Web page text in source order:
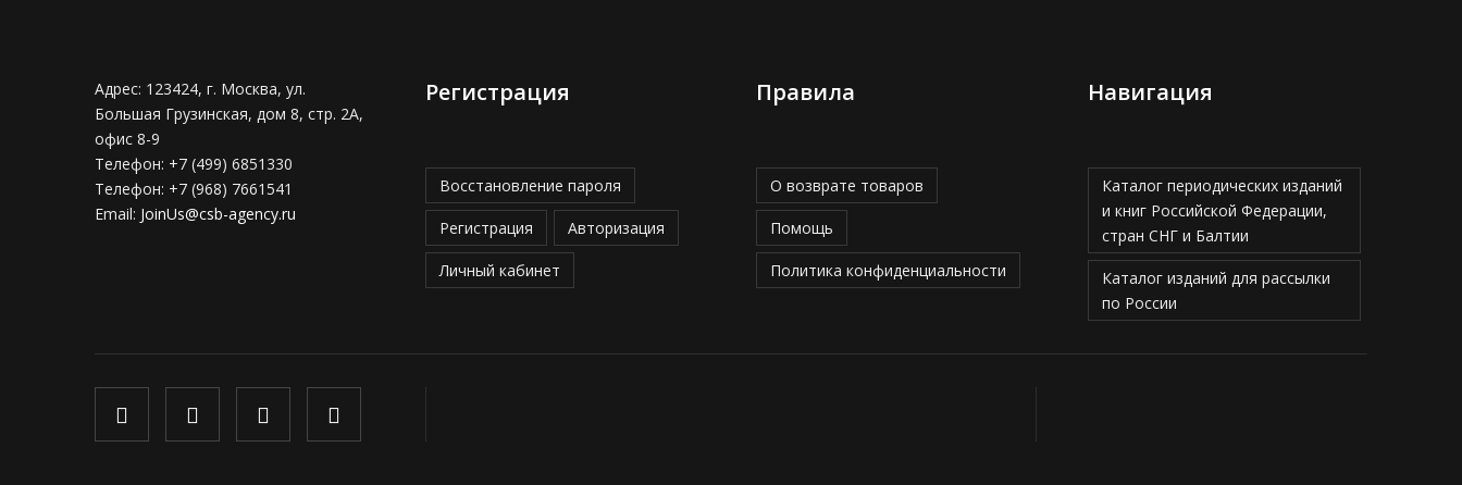
Адрес: 123424, г. Москва, ул.
Большая Грузинская, дом 8, стр. 2А,
офис 8-9
Телефон: +7 (499) 6851330
Телефон: +7 (968) 7661541
Email: JoinUs@csb-agency.ru
Регистрация
Восстановление пароля
Регистрация Авторизация
Личный кабинет
Правила
О возврате товаров
Помощь
Политика конфиденциальности
Навигация
Каталог периодических изданий
и книг Российской Федерации,
стран СНГ и Балтии
Каталог изданий для рассылки
по России